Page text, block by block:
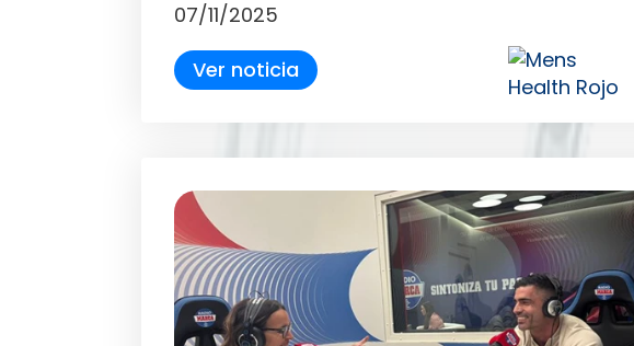
07/11/2025
Ver noticia